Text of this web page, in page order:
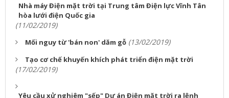
Nhà máy Điện mặt trời tại Trung tâm Điện lực Vĩnh Tân
hòa lưới điện Quốc gia
(11/02/2019)
Mối nguy từ 'bán non' dăm gỗ (13/02/2019)
Tạo cơ chế khuyến khích phát triển điện mặt trời
(17/02/2019)
Yêu cầu xử nghiêm "sếp" Dự án Điện mặt trời ra lệnh